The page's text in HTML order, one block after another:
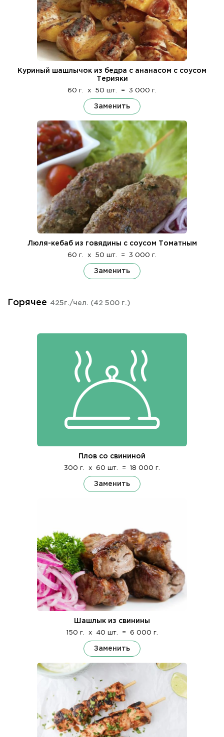
Куриный шашлычок из бедра с ананасом с соусом
Терияки
60 г. x 50 шт. = 3 000 г.
Заменить
Люля-кебаб из говядины с соусом Томатным
60 г. x 50 шт. = 3 000 г.
Заменить
Горячее 425г./чел. (42 500 г.)
Плов со свининой
300 г. x 60 шт. = 18 000 г.
Заменить
Шашлык из свинины
150 г. x 40 шт. = 6 000 г.
Заменить